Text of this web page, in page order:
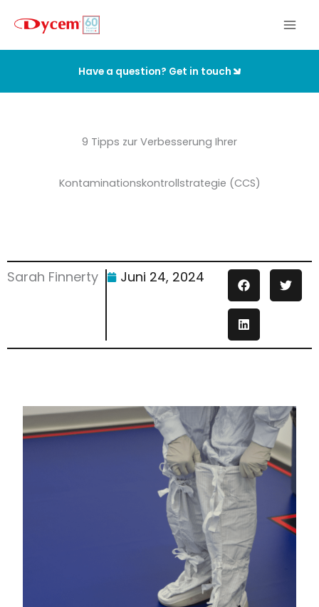
Inhalt
springen
Have a question? Get in touch
9 Tipps zur Verbesserung Ihrer
Kontaminationskontrollstrategie (CCS)
Sarah Finnerty Juni 24, 2024